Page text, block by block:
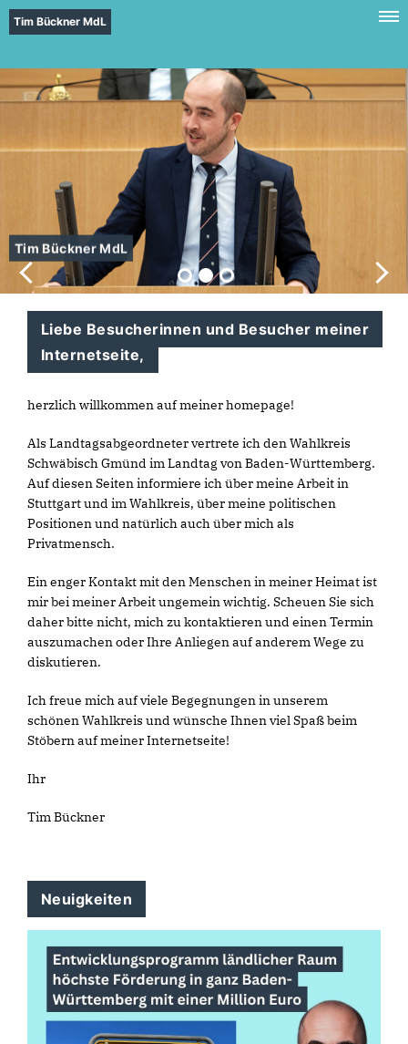
Tim Bückner MdL
Tim Bückner MdL
Liebe Besucherinnen und Besucher meiner
Internetseite,
herzlich willkommen auf meiner homepage!
Als Landtagsabgeordneter vertrete ich den Wahlkreis
Schwäbisch Gmünd im Landtag von Baden-Württemberg.
Auf diesen Seiten informiere ich über meine Arbeit in
Stuttgart und im Wahlkreis, über meine politischen
Positionen und natürlich auch über mich als
Privatmensch.
Ein enger Kontakt mit den Menschen in meiner Heimat ist
mir bei meiner Arbeit ungemein wichtig. Scheuen Sie sich
daher bitte nicht, mich zu kontaktieren und einen Termin
auszumachen oder Ihre Anliegen auf anderem Wege zu
diskutieren.
Ich freue mich auf viele Begegnungen in unserem
schönen Wahlkreis und wünsche Ihnen viel Spaß beim
Stöbern auf meiner Internetseite!
Ihr
Tim Bückner
Neuigkeiten